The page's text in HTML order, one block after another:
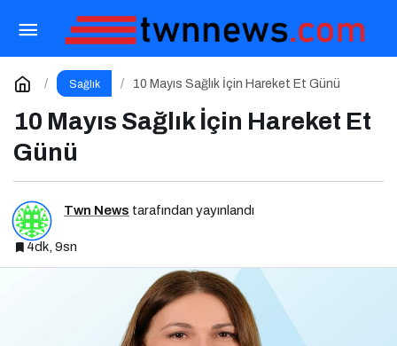
Sağlık 10 Mayıs Sağlık İçin Hareket Et Günü
10 Mayıs Sağlık İçin Hareket Et
Günü
Twn News tarafından yayınlandı
4dk, 9sn
İnsülin Direnci ve Beslenme Tedavisi: Düşük
Glisemik İndeksli Diyetlerin Rolü
Yorum Yap